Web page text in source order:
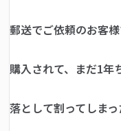
郵送でご依頼のお客
購入されて、まだ1年
落として割ってしま